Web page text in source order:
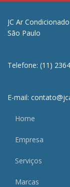
JC Ar
São Paulo
Telefone: (11)
E-mail:
Home
Empresa
Serviços
Marcas